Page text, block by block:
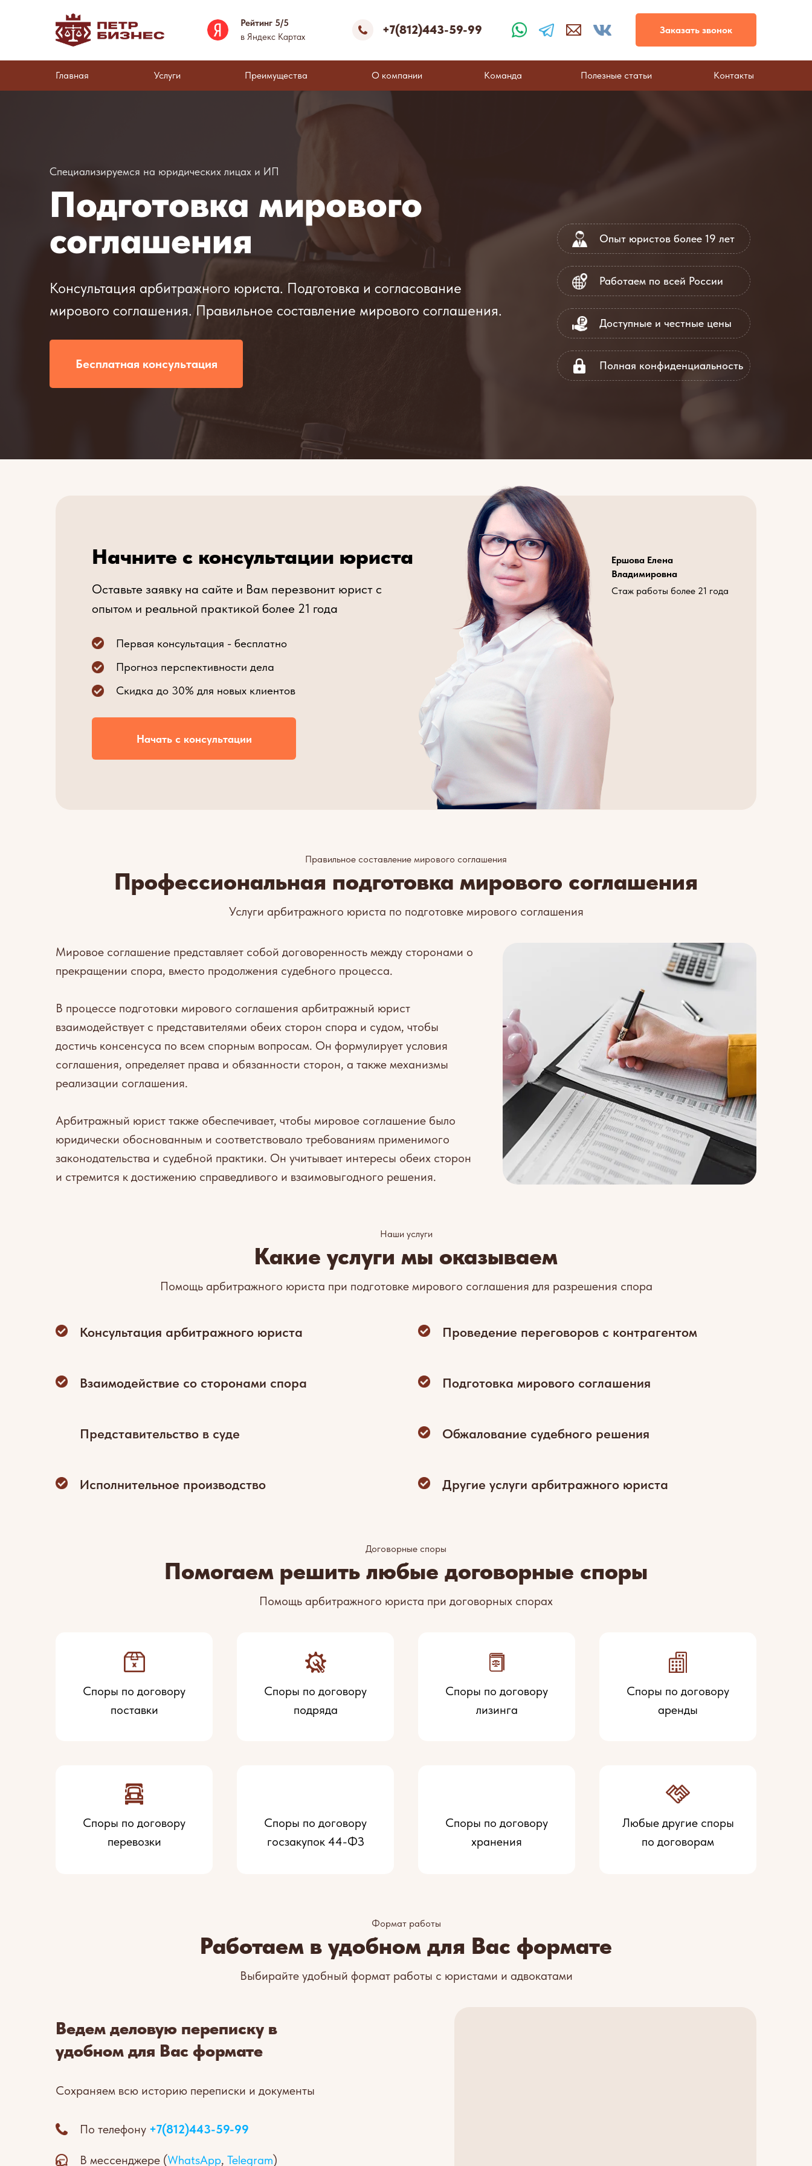
Главная Услуги Преимущества О компании Команда Полезные статьи Контакты
Рейтинг 5/5
в Яндекс Картах
+7(812)443-59-99 Заказать звонок
Подготовка мирового
соглашения
Специализируемся на юридических лицах и ИП
Консультация арбитражного юриста. Подготовка и согласование
мирового соглашения. Правильное составление мирового соглашения.
Опыт юристов более 19 лет
Работаем по всей России
Доступные и честные цены
Бесплатная консультация Полная конфиденциальность
Начните с консультации юриста
Первая консультация - бесплатно
Прогноз перспективности дела
Скидка до 30% для новых клиентов
Оставьте заявку на сайте и Вам перезвонит юрист с
опытом и реальной практикой более 21 года
Начать с консультации
Ершова Елена
Владимировна
Стаж работы более 21 года
Профессиональная подготовка мирового соглашения
Правильное составление мирового соглашения
Услуги арбитражного юриста по подготовке мирового соглашения
Мировое соглашение представляет собой договоренность между сторонами о
прекращении спора, вместо продолжения судебного процесса.
В процессе подготовки мирового соглашения арбитражный юрист
взаимодействует с представителями обеих сторон спора и судом, чтобы
достичь консенсуса по всем спорным вопросам. Он формулирует условия
соглашения, определяет права и обязанности сторон, а также механизмы
реализации соглашения.
Арбитражный юрист также обеспечивает, чтобы мировое соглашение было
юридически обоснованным и соответствовало требованиям применимого
законодательства и судебной практики. Он учитывает интересы обеих сторон
и стремится к достижению справедливого и взаимовыгодного решения.
Какие услуги мы оказываем
Наши услуги
Помощь арбитражного юриста при подготовке мирового соглашения для разрешения спора
Консультация арбитражного юриста Проведение переговоров с контрагентом
Взаимодействие со сторонами спора Подготовка мирового соглашения
Представительство в суде Обжалование судебного решения
Исполнительное производство Другие услуги арбитражного юриста
Помогаем решить любые договорные споры
Договорные споры
Помощь арбитражного юриста при договорных спорах
Споры по договору
поставки
Споры по договору
подряда
Споры по договору
лизинга
Споры по договору
аренды
Споры по договору
перевозки
Споры по договору
госзакупок 44-ФЗ
Споры по договору
хранения
Любые другие споры
по договорам
Работаем в удобном для Вас формате
Формат работы
Выбирайте удобный формат работы с юристами и адвокатами
Ведем деловую переписку в
удобном для Вас формате
Сохраняем всю историю переписки и документы
По телефону +7(812)443-59-99
В мессенджере (WhatsApp, Telegram)